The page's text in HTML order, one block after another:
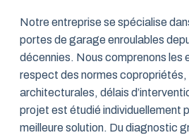
Notre entreprise se spécialise
portes de garage enroulables
décennies. Nous comprenons les
respect des normes
architecturales, délais
projet est étudié individuellement
meilleure solution. Du diagnostic